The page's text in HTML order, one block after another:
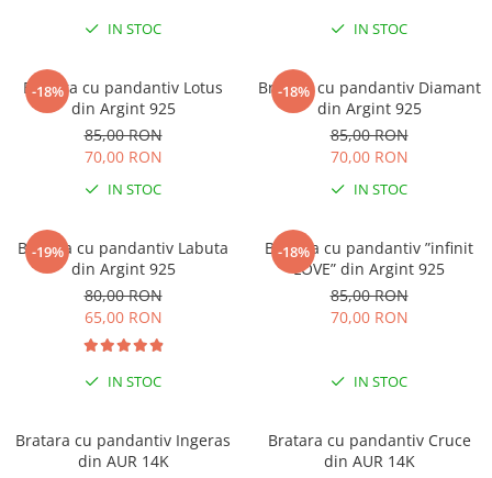
IN STOC IN STOC
-18%
Bratara cu pandantiv Lotus
din Argint 925
85,00 RON
70,00 RON
IN STOC
-18%
Bratara cu pandantiv Diamant
din Argint 925
85,00 RON
70,00 RON
IN STOC
-19%
Bratara cu pandantiv Labuta
din Argint 925
80,00 RON
65,00 RON
IN STOC
-18%
Bratara cu pandantiv ”infinit
LOVE” din Argint 925
85,00 RON
70,00 RON
IN STOC
Bratara cu pandantiv Ingeras
din AUR 14K
Bratara cu pandantiv Cruce
din AUR 14K